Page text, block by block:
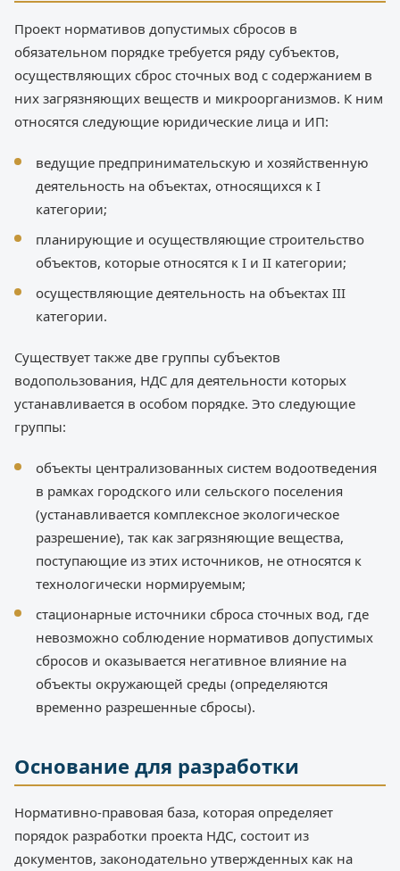
Проект нормативов допустимых сбросов в
обязательном порядке требуется ряду субъектов,
осуществляющих сброс сточных вод с содержанием в
них загрязняющих веществ и микроорганизмов. К ним
относятся следующие юридические лица и ИП:
ведущие предпринимательскую и хозяйственную
деятельность на объектах, относящихся к I
категории;
планирующие и осуществляющие строительство
объектов, которые относятся к I и II категории;
осуществляющие деятельность на объектах III
категории.
Существует также две группы субъектов
водопользования, НДС для деятельности которых
устанавливается в особом порядке. Это следующие
группы:
объекты централизованных систем водоотведения
в рамках городского или сельского поселения
(устанавливается комплексное экологическое
разрешение), так как загрязняющие вещества,
поступающие из этих источников, не относятся к
технологически нормируемым;
стационарные источники сброса сточных вод, где
невозможно соблюдение нормативов допустимых
сбросов и оказывается негативное влияние на
объекты окружающей среды (определяются
временно разрешенные сбросы).
Основание для разработки
Нормативно-правовая база, которая определяет
порядок разработки проекта НДС, состоит из
документов, законодательно утвержденных как на